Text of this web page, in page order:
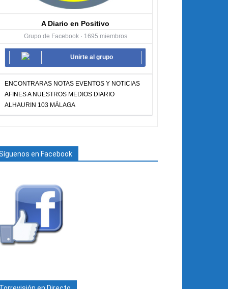
A Diario en Positivo
Grupo de Facebook · 1695 miembros
Unirte al grupo
ENCONTRARAS NOTAS EVENTOS Y NOTICIAS
AFINES A NUESTROS MEDIOS DIARIO
ALHAURIN 103 MÁLAGA
en Facebook